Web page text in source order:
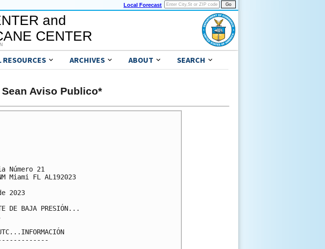
Local Forecast
and
CENTER
RESOURCES ARCHIVES ABOUT SEARCH
Aviso Publico*
Número 21
Miami FL AL192023
2023
DE BAJA PRESIÓN...